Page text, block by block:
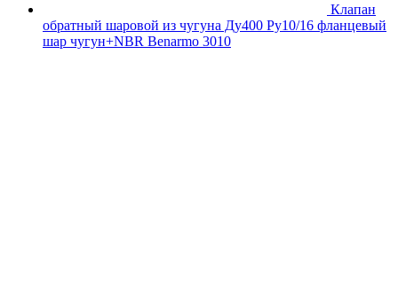
Клапан
обратный шаровой из чугуна Ду400 Ру10/16 фланцевый
шар чугун+NBR Benarmo 3010